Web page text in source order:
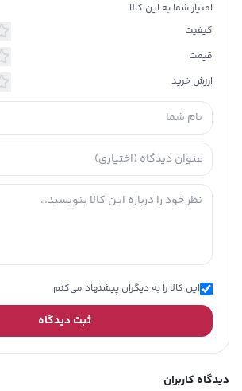
امتیاز شما به این کالا
کیفیت
قیمت
ارزش خرید
این کالا را به دیگران پیشنهاد می‌کنم
ثبت دیدگاه
دیدگاه کاربران